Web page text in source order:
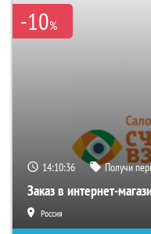
-10%
14:10:35 Получи
Заказ в интернет-
Россия